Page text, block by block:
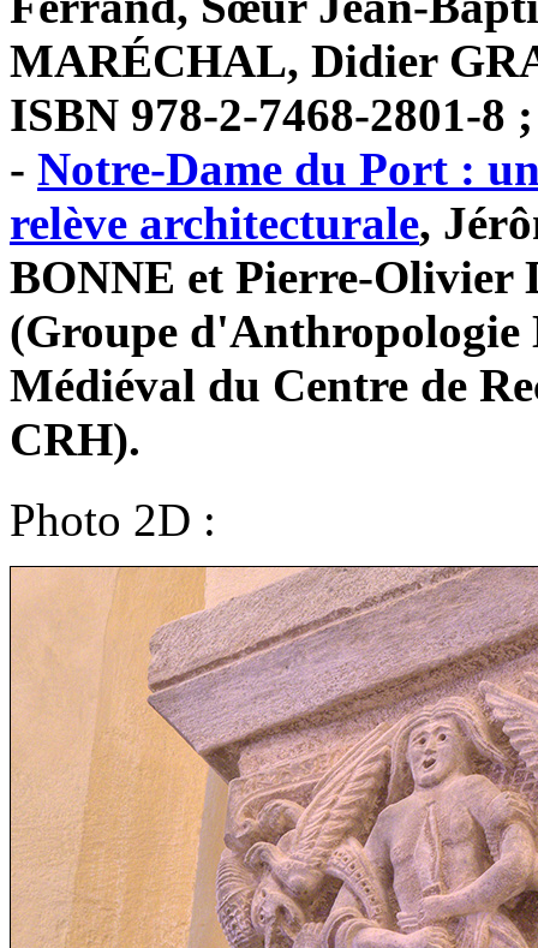
MARÉCHAL, Didier
ISBN 978-2-7468-2801-8 ;
- Notre-Dame du Port :
relève architecturale,
BONNE et Pierre-
(Groupe
Médiéval du Centre de
CRH).
Photo 2D :